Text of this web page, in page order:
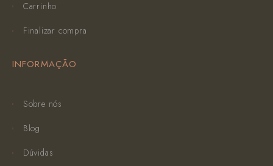
Carrinho
Finalizar compra
INFORMAÇÃO
Sobre nós
Blog
Dúvidas